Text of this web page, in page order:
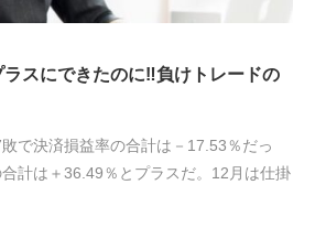
スにできたのに‼負けトレードの
で決済損益率の合計は－17.53％だっ
計は＋36.49％とプラスだ。12月は仕掛